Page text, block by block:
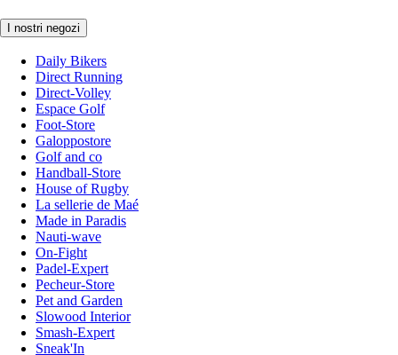
I nostri negozi
Daily Bikers
Direct Running
Direct-Volley
Espace Golf
Foot-Store
Galoppostore
Golf and co
Handball-Store
House of Rugby
La sellerie de Maé
Made in Paradis
Nauti-wave
On-Fight
Padel-Expert
Pecheur-Store
Pet and Garden
Slowood Interior
Smash-Expert
Sneak'In